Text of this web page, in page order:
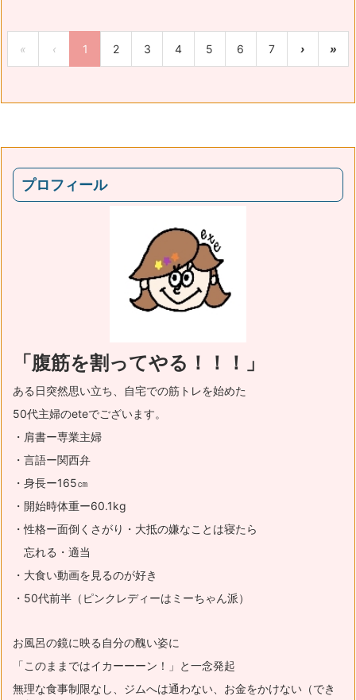
« ‹ 1 2 3 4 5 6 7 › »
プロフィール
「腹筋を割ってやる！！！」
ある日突然思い立ち、自宅での筋トレを始めた
50代主婦のeteでございます。
・肩書ー専業主婦
・言語ー関西弁
・身長ー165㎝
・開始時体重ー60.1kg
・性格ー面倒くさがり・大抵の嫌なことは寝たら
忘れる・適当
・大食い動画を見るのが好き
・50代前半（ピンクレディーはミーちゃん派）
お風呂の鏡に映る自分の醜い姿に
「このままではイカーーーン！」と一念発起
無理な食事制限なし、ジムへは通わない、お金をかけない（でき